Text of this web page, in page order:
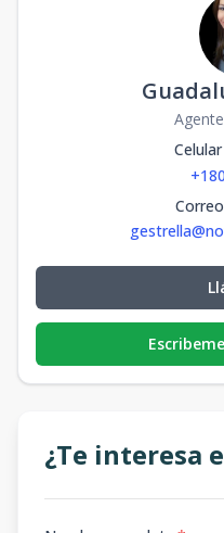
¿Te interesa